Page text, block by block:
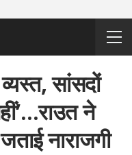
सांसदों
ने
नाराजगी